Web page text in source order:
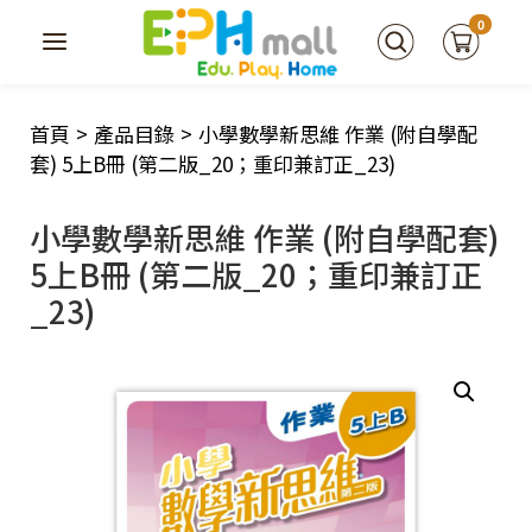
0
首頁 > 產品目錄 > 小學數學新思維 作業 (附自學配
套) 5上B冊 (第二版_20；重印兼訂正_23)
小學數學新思維 作業 (附自學配套)
5上B冊 (第二版_20；重印兼訂正
_23)